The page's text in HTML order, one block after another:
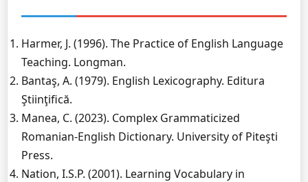
Harmer, J. (1996). The Practice of English Language
Teaching. Longman.
Bantaş, A. (1979). English Lexicography. Editura
Ştiinţifică.
Manea, C. (2023). Complex Grammaticized
Romanian-English Dictionary. University of Piteşti
Press.
Nation, I.S.P. (2001). Learning Vocabulary in